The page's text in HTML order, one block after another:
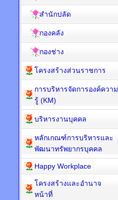
สำนักปลัด
กองคลัง
กองช่าง
โครงสร้างส่วนราชการ
การบริหารจัดการองค์ความ
รู้ (KM)
บริหารงานบุคคล
หลักเกณฑ์การบริหารและ
พัฒนาทรัพยากรบุคคล
Happy Workplace
โครงสร้างและอำนาจ
หน้าที่